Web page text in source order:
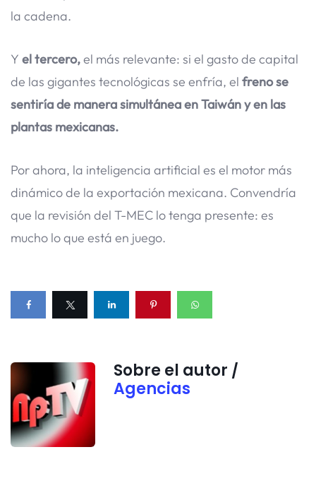
la cadena.
Y el tercero,el más relevante: si el gasto de capital
de las gigantes tecnológicas se enfría, el freno se
sentiría de manera simultánea en Taiwán y en las
plantas mexicanas.
Por ahora, la inteligencia artificial es el motor más
dinámico de la exportación mexicana. Convendría
que la revisión del T-MEC lo tenga presente: es
mucho lo que está en juego.
Sobre el autor /
Agencias